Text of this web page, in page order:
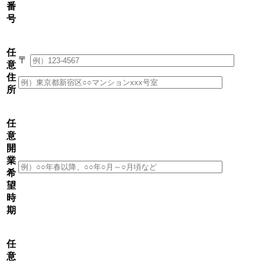
番
号
任
意
住
所
〒
任
意
開
業
希
望
時
期
任
意